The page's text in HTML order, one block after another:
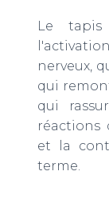
Le tapis
nerveux,
qui
qui
réactions
et la
terme.